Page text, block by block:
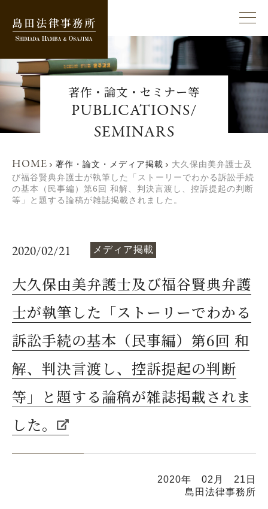
著作・論文・セミナー等
PUBLICATIONS/
SEMINARS
HOME 著作・論文・メディア掲載
大久保由美弁護士及
び福谷賢典弁護士が執筆した「ストーリーでわかる訴訟手続
の基本（民事編）第6回 和解、判決言渡し、控訴提起の判断
等」と題する論稿が雑誌掲載されました。
2020/02/21 メディア掲載
大久保由美弁護士及び福谷賢典弁護
士が執筆した「ストーリーでわかる
訴訟手続の基本（民事編）第6回 和
解、判決言渡し、控訴提起の判断
等」と題する論稿が雑誌掲載されま
した。
2020年 02月 21日
島田法律事務所